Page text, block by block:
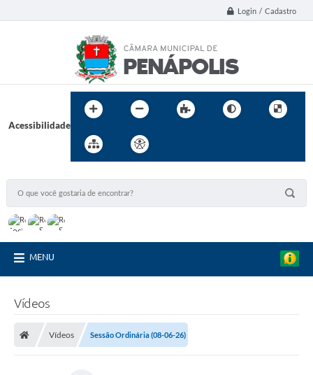
Login / Cadastro
Acessibilidade
MENU
Vídeos
Vídeos Sessão Ordinária (08-06-26)